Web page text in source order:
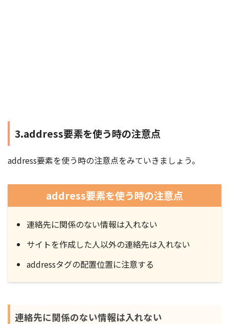
3.address要素を使う時の注意点
address要素を使う時の注意点をみていきましょう。
address要素を使う時の注意点
連絡先に関係のない情報は入れない
サイトを作成した人以外の連絡先は入れない
addressタグの配置位置に注意する
連絡先に関係のない情報は入れない